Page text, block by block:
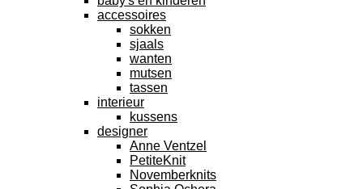
accessoires
sokken
sjaals
wanten
mutsen
tassen
interieur
kussens
designer
Anne Ventzel
PetiteKnit
Novemberknits